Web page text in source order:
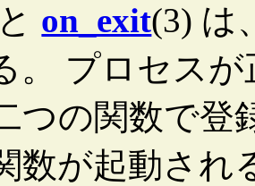
on_exit(3) は
。 プロセス
つの関数で登
数が起動され